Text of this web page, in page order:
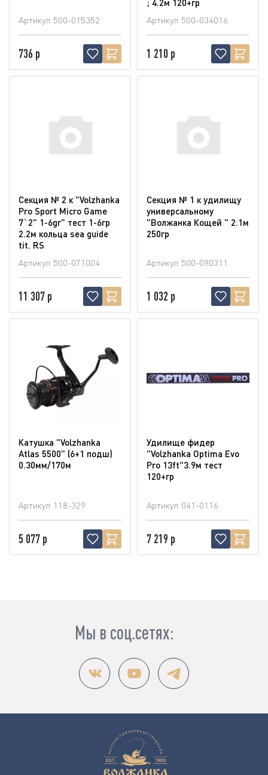
Артикул 500-015352
736 р
; 4.2м 120+гр
Артикул 500-034016
1 210 р
Секция № 2 к "Volzhanka
Pro Sport Micro Game
7`2" 1-6gr" тест 1-6гр
2.2м кольца sea guide
tit. RS
Артикул 500-071004
11 307 р
Секция № 1 к удилищу
универсальному
"Волжанка Кощей " 2.1м
250гр
Артикул 500-090311
1 032 р
Катушка "Volzhanka
Atlas 5500" (6+1 подш)
0.30мм/170м
Артикул 118-329
5 077 р
Удилище фидер
"Volzhanka Optima Evo
Pro 13ft"3.9м тест
120+гр
Артикул 041-0116
7 219 р
Мы в соц.сетях: